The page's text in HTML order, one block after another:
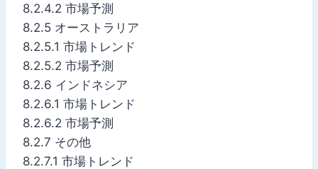
8.2.4.2 市場予測
8.2.5 オーストラリア
8.2.5.1 市場トレンド
8.2.5.2 市場予測
8.2.6 インドネシア
8.2.6.1 市場トレンド
8.2.6.2 市場予測
8.2.7 その他
8.2.7.1 市場トレンド